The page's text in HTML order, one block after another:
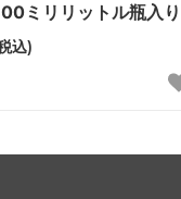
ミリリットル瓶入り
込)